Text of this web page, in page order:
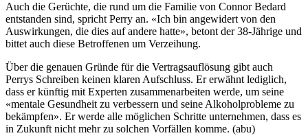
Auch die Gerüchte, die rund um die Familie von Connor Bedard
entstanden sind, spricht Perry an. «Ich bin angewidert von den
Auswirkungen, die dies auf andere hatte», betont der 38-Jährige und
bittet auch diese Betroffenen um Verzeihung.
Über die genauen Gründe für die Vertragsauflösung gibt auch
Perrys Schreiben keinen klaren Aufschluss. Er erwähnt lediglich,
dass er künftig mit Experten zusammenarbeiten werde, um seine
«mentale Gesundheit zu verbessern und seine Alkoholprobleme zu
bekämpfen». Er werde alle möglichen Schritte unternehmen, dass es
in Zukunft nicht mehr zu solchen Vorfällen komme. (abu)